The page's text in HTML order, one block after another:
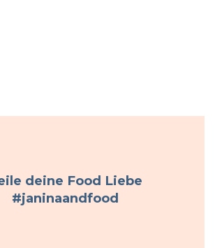
deine Food Liebe
#janinaandfood